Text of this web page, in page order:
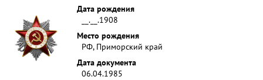
Дата рождения
__.__.1908
Место рождения
РФ, Приморский край
Дата документа
06.04.1985